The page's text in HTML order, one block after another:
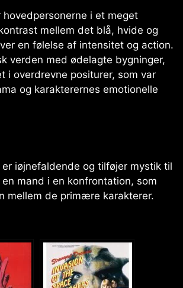
i et meget
mellem det blå, hvide og
en følelse af intensitet og action.
verden med ødelagte bygninger,
i overdrevne positurer, som var
og karakterernes emotionelle
er iøjnefaldende og tilføjer mystik til
mand i en konfrontation, som
mellem de primære karakterer.